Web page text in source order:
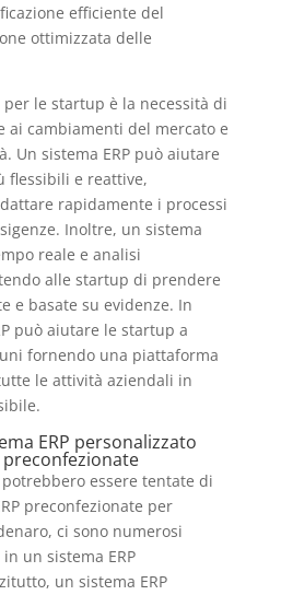
efficiente del
ottimizzata delle
per le startup è la necessità di
ai cambiamenti del mercato e
Un sistema ERP può aiutare
flessibili e reattive,
rapidamente i processi
Inoltre, un sistema
reale e analisi
alle startup di prendere
e basate su evidenze. In
può aiutare le startup a
fornendo una piattaforma
le attività aziendali in
ERP personalizzato
essere tentate di
preconfezionate per
ci sono numerosi
un sistema ERP
un sistema ERP